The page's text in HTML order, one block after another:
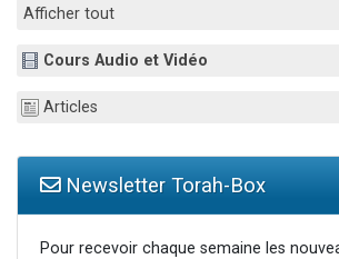
Afficher tout
Cours Audio et Vidéo
Articles
Newsletter Torah-Box
Pour recevoir chaque semaine les